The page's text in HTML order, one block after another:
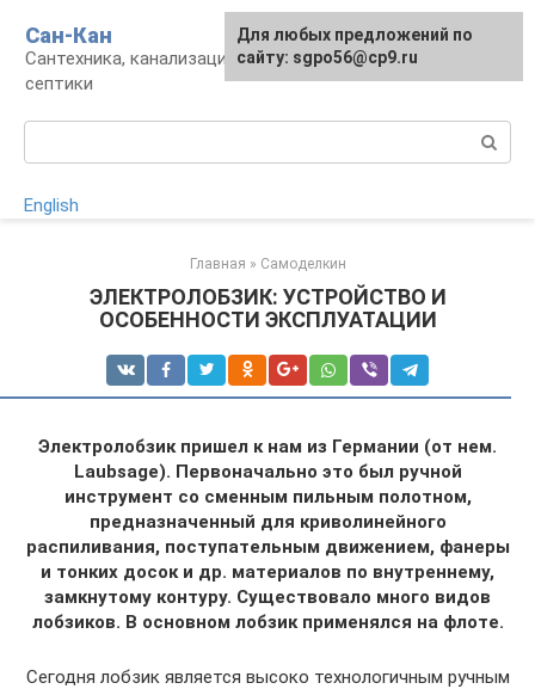
контенту
Сан-Кан
Сантехника, канализация, водопровод,
септики
English
Главная » Самоделкин
ЭЛЕКТРОЛОБЗИК: УСТРОЙСТВО И
ОСОБЕННОСТИ ЭКСПЛУАТАЦИИ
Электролобзик пришел к нам из Германии (от нем.
Laubsage). Первоначально это был ручной
инструмент со сменным пильным полотном,
предназначенный для криволинейного
распиливания, поступательным движением, фанеры
и тонких досок и др. материалов по внутреннему,
замкнутому контуру. Существовало много видов
лобзиков. В основном лобзик применялся на флоте.
Сегодня лобзик является высоко технологичным ручным
Для любых предложений по
сайту: sgpo56@cp9.ru